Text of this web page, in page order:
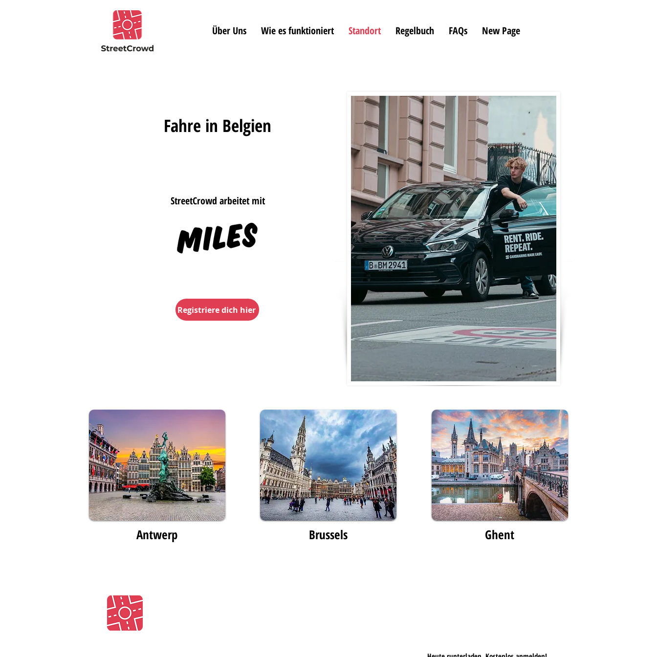
Über Uns Wie es funktioniert Standort Regelbuch FAQs New Page
Fahre in Belgien
StreetCrowd arbeitet mit
Registriere dich hier
Antwerp Brussels Ghent